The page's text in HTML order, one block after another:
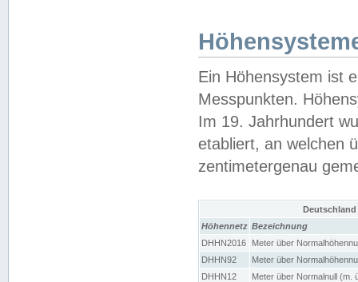
Ein Höhensystem ist
Messpunkten.
Im 19. Jahrhundert
etabliert, an welchen
zentimetergenau
Höhennetz Bezeichnung
DHHN2016
Meter über
DHHN92
Meter über
DHHN12
Meter über Normalnull (m.